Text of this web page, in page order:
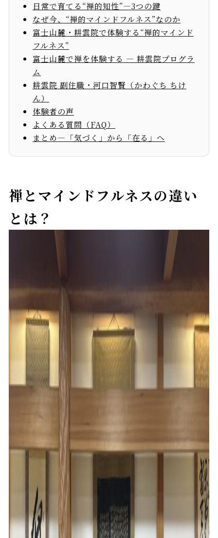
日常で育てる“禅的知性”—3つの鍵
なぜ今、“禅的マインドフルネス”なのか
富士山麓・耕雲院で体験する“禅的マインド
フルネス”
富士山麓で禅を体験する — 耕雲院プログラ
ム
耕雲院 副住職・河口智賢（かわぐち ちけ
ん）
体験者の声
よくある質問（FAQ）
まとめ—「気づく」から「在る」へ
禅とマインドフルネスの違い
とは？